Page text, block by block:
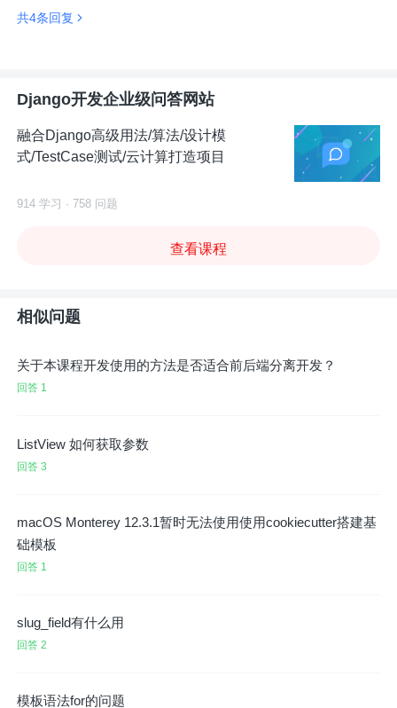
共4条回复
Django开发企业级问答网站
融合Django高级用法/算法/设计模
式/TestCase测试/云计算打造项目
914 学习 · 758 问题
查看课程
相似问题
关于本课程开发使用的方法是否适合前后端分离开发？
回答 1
ListView 如何获取参数
回答 3
macOS Monterey 12.3.1暂时无法使用使用cookiecutter搭建基
础模板
回答 1
slug_field有什么用
回答 2
模板语法for的问题